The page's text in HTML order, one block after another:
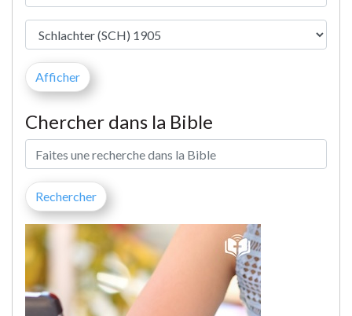
Chercher dans la Bible